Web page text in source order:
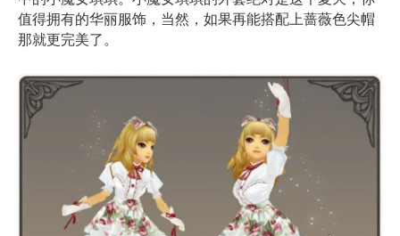
值得拥有的华丽服饰，当然，如果再能搭配上蔷薇色尖帽
那就更完美了。